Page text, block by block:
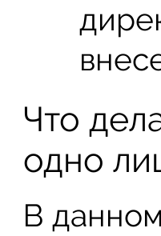
Что
одно
В